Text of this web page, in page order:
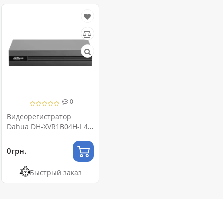
0
Видеорегистратор
Dahua DH-XVR1B04H-I 4-
5M-N/1080N WizSense
0грн.
Быстрый заказ